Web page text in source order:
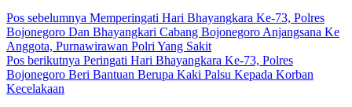
Pos sebelumnya Memperingati Hari Bhayangkara Ke-73, Polres
Bojonegoro Dan Bhayangkari Cabang Bojonegoro Anjangsana Ke
Anggota, Purnawirawan Polri Yang Sakit
Pos berikutnya Peringati Hari Bhayangkara Ke-73, Polres
Bojonegoro Beri Bantuan Berupa Kaki Palsu Kepada Korban
Kecelakaan